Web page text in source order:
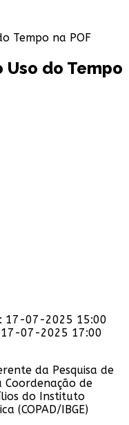
Tempo na POF
do Tempo
17-07-2025 15:00
17-07-2025 17:00
da Pesquisa de
Coordenação de
do Instituto
(COPAD/IBGE)